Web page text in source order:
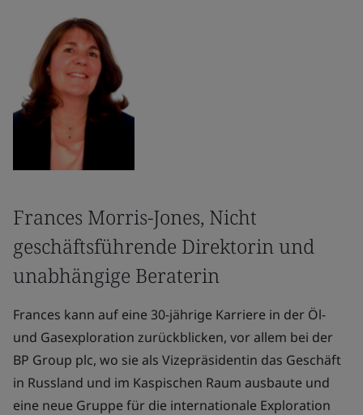
Frances Morris-Jones, Nicht
geschäftsführende Direktorin und
unabhängige Beraterin
Frances kann auf eine 30-jährige Karriere in der Öl-
und Gasexploration zurückblicken, vor allem bei der
BP Group plc, wo sie als Vizepräsidentin das Geschäft
in Russland und im Kaspischen Raum ausbaute und
eine neue Gruppe für die internationale Exploration